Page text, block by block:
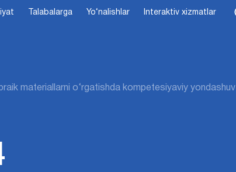
Talabalarga Yo‘nalishlar Interaktiv xizmatlar
materiallarni o‘rgatishda kompetesiyaviy yondashuv